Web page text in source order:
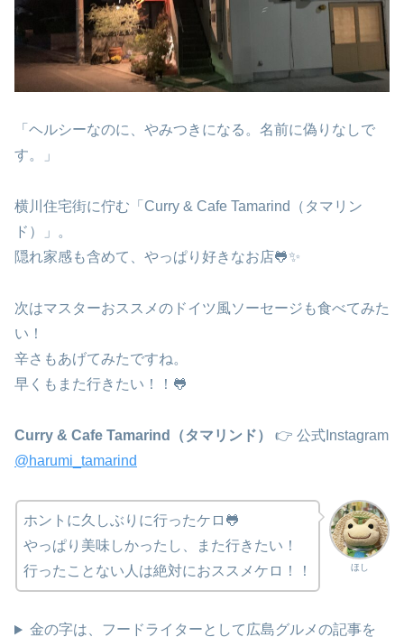
「ヘルシーなのに、やみつきになる。名前に偽りなしで
す。」
横川住宅街に佇む「Curry & Cafe Tamarind（タマリン
ド）」。
隠れ家感も含めて、やっぱり好きなお店🐸✨
次はマスターおススメのドイツ風ソーセージも食べてみた
い！
辛さもあげてみたですね。
早くもまた行きたい！！🐸
Curry & Cafe Tamarind（タマリンド）
👉 公式Instagram
@harumi_tamarind
ほし
ホントに久しぶりに行ったケロ🐸
やっぱり美味しかったし、また行きたい！
行ったことない人は絶対におススメケロ！！
金の字は、フードライターとして広島グルメの記事を